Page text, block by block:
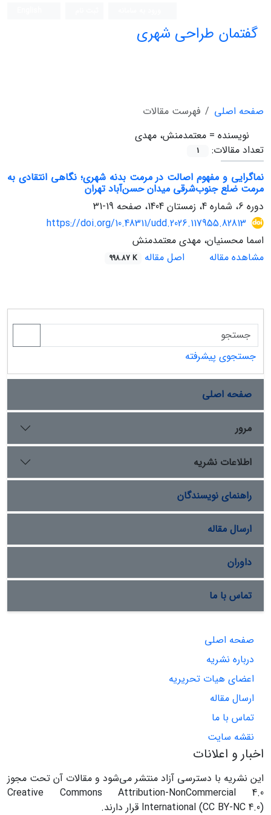
گفتمان طراحی شهری
صفحه اصلی
فهرست مقالات
نویسنده = معتمدمنش، مهدی
تعداد مقالات:
1
نماگرایی و مفهوم اصالت در مرمت بدنه شهری؛ نگاهی انتقادی به
مرمت ضلع جنوب‌شرقی میدان حسن‌آباد تهران
دوره 6، شماره 4، زمستان 1404، صفحه
19-31
https://doi.org/10.48311/udd.2026.117955.82813
اسما محسنیان، مهدی معتمدمنش
مشاهده مقاله
اصل مقاله 998.87 K
جستجوی پیشرفته
صفحه اصلی
مرور
اطلاعات نشریه
راهنمای نویسندگان
ارسال مقاله
داوران
تماس با ما
صفحه اصلی
درباره نشریه
اعضای هیات تحریریه
ارسال مقاله
تماس با ما
نقشه سایت
اخبار و اعلانات
این نشریه با دسترسی آزاد منتشر می‌شود و مقالات آن تحت مجوز
Creative Commons Attribution-NonCommercial 4.0
International (CC BY-NC 4.0) قرار دارند.